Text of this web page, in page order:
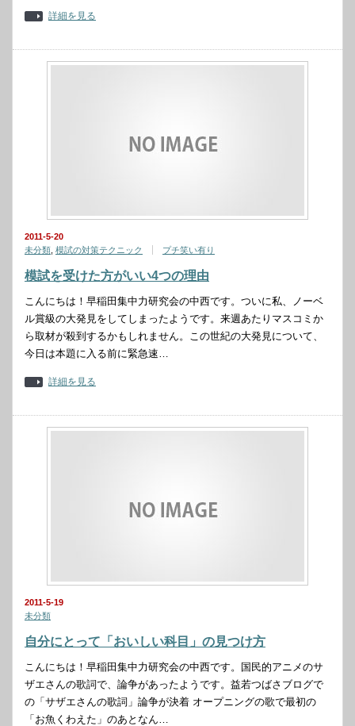
詳細を見る
2011-5-20
未分類 模試の対策テクニック プチ笑い有り
模試を受けた方がいい4つの理由
こんにちは！早稲田集中力研究会の中西です。ついに私、ノーベ
ル賞級の大発見をしてしまったようです。来週あたりマスコミか
ら取材が殺到するかもしれません。この世紀の大発見について、
今日は本題に入る前に緊急速…
詳細を見る
2011-5-19
未分類
自分にとって「おいしい科目」の見つけ方
こんにちは！早稲田集中力研究会の中西です。国民的アニメのサ
ザエさんの歌詞で、論争があったようです。益若つばさブログで
の「サザエさんの歌詞」論争が決着 オープニングの歌で最初の
「お魚くわえた」のあとなん…